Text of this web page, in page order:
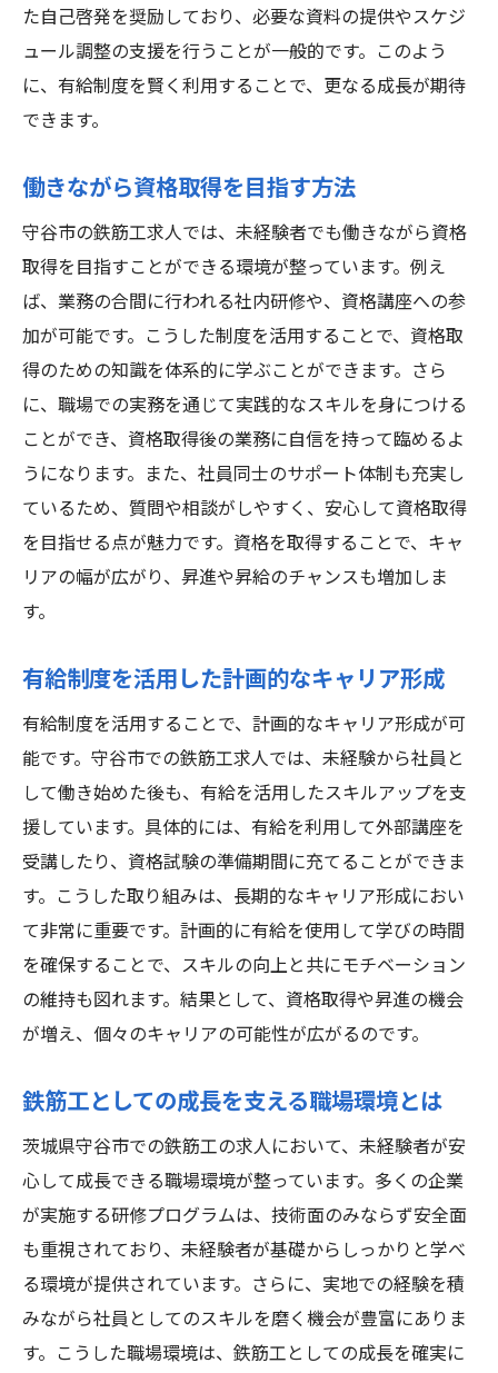
た自己啓発を奨励しており、必要な資料の提供やスケジ
ュール調整の支援を行うことが一般的です。このよう
に、有給制度を賢く利用することで、更なる成長が期待
できます。
働きながら資格取得を目指す方法
守谷市の鉄筋工求人では、未経験者でも働きながら資格
取得を目指すことができる環境が整っています。例え
ば、業務の合間に行われる社内研修や、資格講座への参
加が可能です。こうした制度を活用することで、資格取
得のための知識を体系的に学ぶことができます。さら
に、職場での実務を通じて実践的なスキルを身につける
ことができ、資格取得後の業務に自信を持って臨めるよ
うになります。また、社員同士のサポート体制も充実し
ているため、質問や相談がしやすく、安心して資格取得
を目指せる点が魅力です。資格を取得することで、キャ
リアの幅が広がり、昇進や昇給のチャンスも増加しま
す。
有給制度を活用した計画的なキャリア形成
有給制度を活用することで、計画的なキャリア形成が可
能です。守谷市での鉄筋工求人では、未経験から社員と
して働き始めた後も、有給を活用したスキルアップを支
援しています。具体的には、有給を利用して外部講座を
受講したり、資格試験の準備期間に充てることができま
す。こうした取り組みは、長期的なキャリア形成におい
て非常に重要です。計画的に有給を使用して学びの時間
を確保することで、スキルの向上と共にモチベーション
の維持も図れます。結果として、資格取得や昇進の機会
が増え、個々のキャリアの可能性が広がるのです。
鉄筋工としての成長を支える職場環境とは
茨城県守谷市での鉄筋工の求人において、未経験者が安
心して成長できる職場環境が整っています。多くの企業
が実施する研修プログラムは、技術面のみならず安全面
も重視されており、未経験者が基礎からしっかりと学べ
る環境が提供されています。さらに、実地での経験を積
みながら社員としてのスキルを磨く機会が豊富にありま
す。こうした職場環境は、鉄筋工としての成長を確実に